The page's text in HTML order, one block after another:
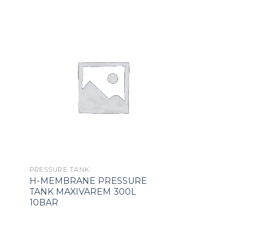
PRESSURE TANK
H-MEMBRANE PRESSURE
TANK MAXIVAREM 300L
10BAR